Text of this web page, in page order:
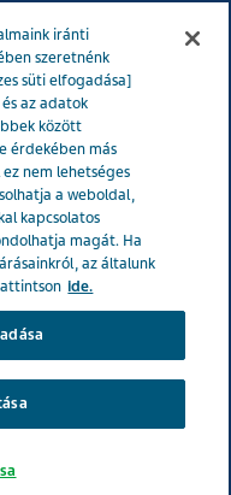
iránti
szeretnénk
süti elfogadása]
az adatok
között
érdekében más
nem lehetséges
a weboldal,
kapcsolatos
magát. Ha
az általunk
ide.